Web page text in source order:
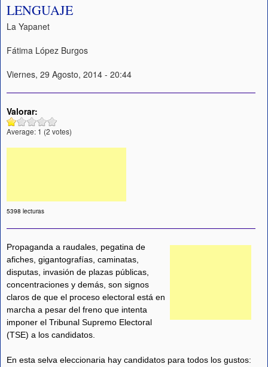
LENGUAJE
La Yapanet
Fátima López Burgos
Viernes, 29 Agosto, 2014 - 20:44
Valorar:
Average: 1 (2 votes)
5398 lecturas
Propaganda a raudales, pegatina de
afiches, gigantografías, caminatas,
disputas, invasión de plazas públicas,
concentraciones y demás, son signos
claros de que el proceso electoral está en
marcha a pesar del freno que intenta
imponer el Tribunal Supremo Electoral
(TSE) a los candidatos.
En esta selva eleccionaria hay candidatos para todos los gustos: